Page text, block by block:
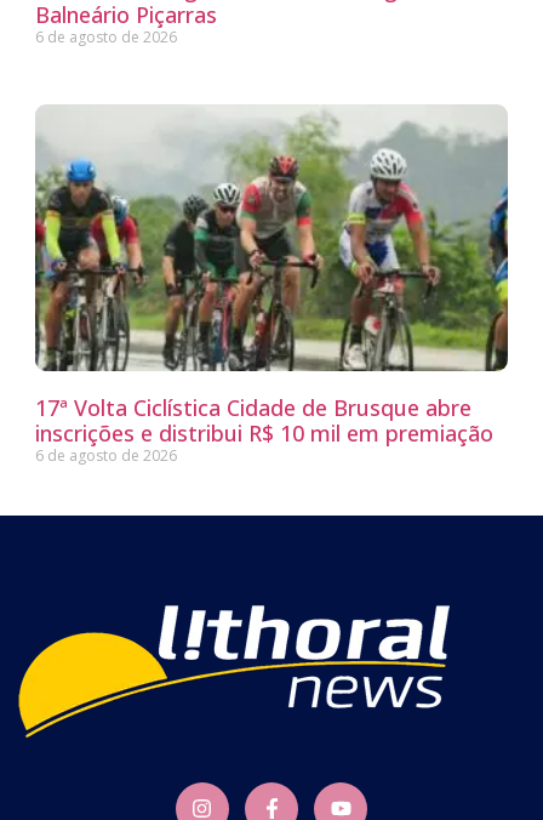
Balneário Piçarras
6 de agosto de 2026
17ª Volta Ciclística Cidade de Brusque abre
inscrições e distribui R$ 10 mil em premiação
6 de agosto de 2026